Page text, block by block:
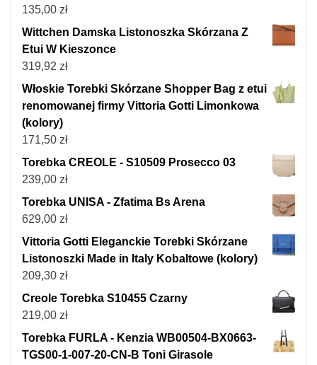
135,00 zł
Wittchen Damska Listonoszka Skórzana Z
Etui W Kieszonce
319,92 zł
Włoskie Torebki Skórzane Shopper Bag z etui
renomowanej firmy Vittoria Gotti Limonkowa
(kolory)
171,50 zł
Torebka CREOLE - S10509 Prosecco 03
239,00 zł
Torebka UNISA - Zfatima Bs Arena
629,00 zł
Vittoria Gotti Eleganckie Torebki Skórzane
Listonoszki Made in Italy Kobaltowe (kolory)
209,30 zł
Creole Torebka S10455 Czarny
219,00 zł
Torebka FURLA - Kenzia WB00504-BX0663-
TGS00-1-007-20-CN-B Toni Girasole